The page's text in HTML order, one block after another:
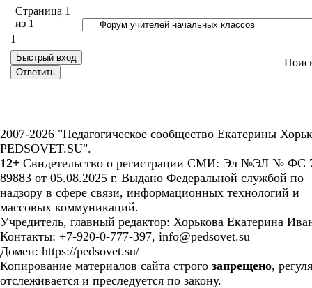
Страница 1
из 1
1
2007-2026 "Педагогическое сообщество Екатерины
PEDSOVET.SU".
12+ Свидетельство о регистрации СМИ: Эл №ЭЛ № ФС
89883 от 05.08.2025 г. Выдано Федеральной службой по
надзору в сфере связи, информационных технологий и
массовых коммуникаций.
Учредитель, главный редактор: Хорькова Екатерина
Контакты: +7-920-0-777-397, info@pedsovet.su
Домен: https://pedsovet.su/
Копирование материалов сайта строго запрещено,
отслеживается и преследуется по закону.